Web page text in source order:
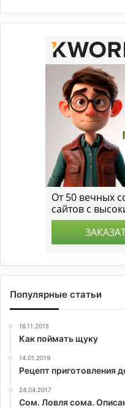
Популярные статьи
16.11.2015
Как поймать щуку
14.01.2019
Рецепт приготовления
24.04.2017
Сом. Ловля сома.